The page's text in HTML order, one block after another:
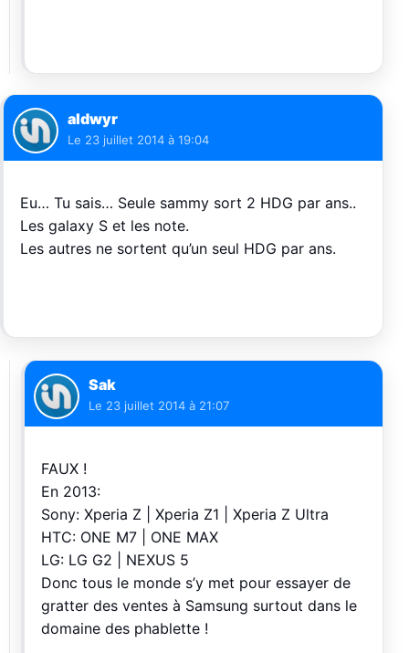
aldwyr
Le 23 juillet 2014 à 19:04
Eu… Tu sais… Seule sammy sort 2 HDG par ans..
Les galaxy S et les note.
Les autres ne sortent qu’un seul HDG par ans.
Sak
Le 23 juillet 2014 à 21:07
FAUX !
En 2013:
Sony: Xperia Z | Xperia Z1 | Xperia Z Ultra
HTC: ONE M7 | ONE MAX
LG: LG G2 | NEXUS 5
Donc tous le monde s’y met pour essayer de
gratter des ventes à Samsung surtout dans le
domaine des phablette !